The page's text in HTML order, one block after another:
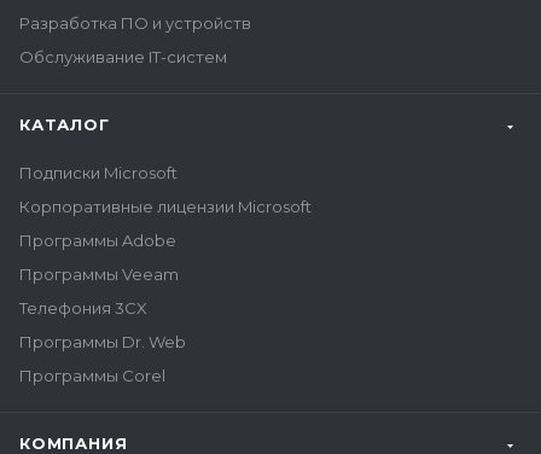
Разработка ПО и устройств
Обслуживание IT-систем
КАТАЛОГ
Подписки Microsoft
Корпоративные лицензии Microsoft
Программы Adobe
Программы Veeam
Телефония 3CX
Программы Dr. Web
Программы Corel
КОМПАНИЯ